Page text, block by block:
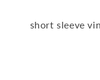
short sleeve